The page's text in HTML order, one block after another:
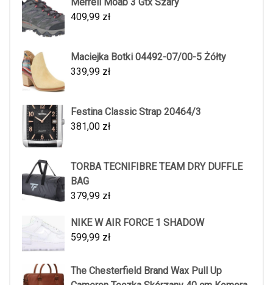
409,99 zł
Maciejka Botki 04492-07/00-5 Żółty
339,99 zł
Festina Classic Strap 20464/3
381,00 zł
TORBA TECNIFIBRE TEAM DRY DUFFLE
BAG
379,99 zł
NIKE W AIR FORCE 1 SHADOW
599,99 zł
The Chesterfield Brand Wax Pull Up